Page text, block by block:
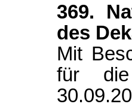
369.
des
Mit
für die